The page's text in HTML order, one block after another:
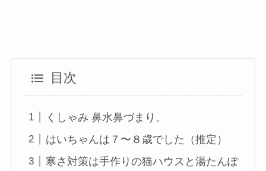
目次
くしゃみ 鼻水鼻づまり。
はいちゃんは７〜８歳でした（推定）
寒さ対策は手作りの猫ハウスと湯たんぽ